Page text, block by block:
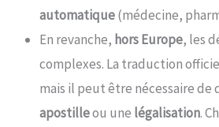
automatique(médecine,
En revanche, hors Europe, les
complexes. La traduction
mais il peut être nécessaire de
apostilleou une légalisation.